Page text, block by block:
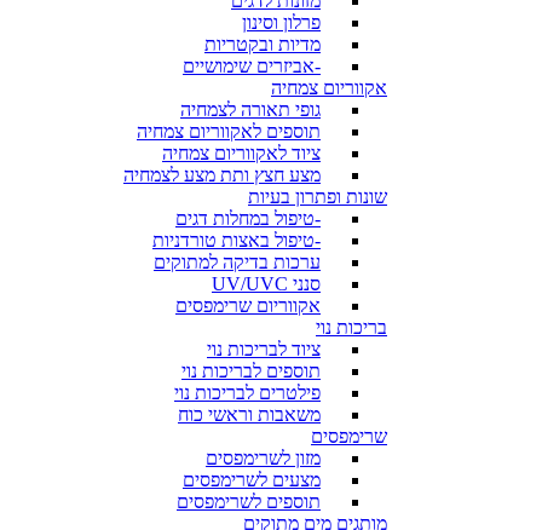
פרלון וסינון
מדיות ובקטריות
-אביזרים שימושיים
אקווריום צמחיה
גופי תאורה לצמחיה
תוספים לאקווריום צמחיה
ציוד לאקווריום צמחיה
מצע חצץ ותת מצע לצמחיה
שונות ופתרון בעיות
-טיפול במחלות דגים
-טיפול באצות טורדניות
ערכות בדיקה למתוקים
סנני UV/UVC
אקווריום שרימפסים
בריכות נוי
ציוד לבריכות נוי
תוספים לבריכות נוי
פילטרים לבריכות נוי
משאבות וראשי כוח
שרימפסים
מזון לשרימפסים
מצעים לשרימפסים
תוספים לשרימפסים
מותגים מים מתוקים